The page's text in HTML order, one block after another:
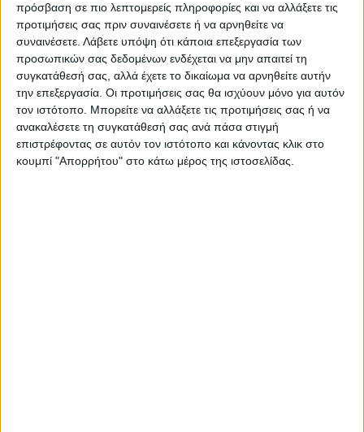
πρόσβαση σε πιο λεπτομερείς πληροφορίες και να αλλάξετε τις
προτιμήσεις σας πριν συναινέσετε ή να αρνηθείτε να
συναινέσετε. Λάβετε υπόψη ότι κάποια επεξεργασία των
προσωπικών σας δεδομένων ενδέχεται να μην απαιτεί τη
συγκατάθεσή σας, αλλά έχετε το δικαίωμα να αρνηθείτε αυτήν
την επεξεργασία. Οι προτιμήσεις σας θα ισχύουν μόνο για αυτόν
τον ιστότοπο. Μπορείτε να αλλάξετε τις προτιμήσεις σας ή να
ανακαλέσετε τη συγκατάθεσή σας ανά πάσα στιγμή
επιστρέφοντας σε αυτόν τον ιστότοπο και κάνοντας κλικ στο
κουμπί "Απορρήτου" στο κάτω μέρος της ιστοσελίδας.
Η Αρχαιότερη Καθημερινή Πρωινή Εφημερίδα της Καρδίτσας
ΠΑΡΟΜΟΙΑ ΑΡΘΡΑ